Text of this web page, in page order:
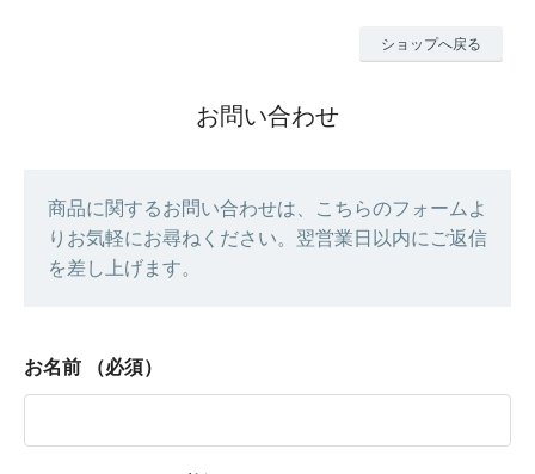
ショップへ戻る
お問い合わせ
商品に関するお問い合わせは、こちらのフォームよ
りお気軽にお尋ねください。翌営業日以内にご返信
を差し上げます。
お名前 （必須）